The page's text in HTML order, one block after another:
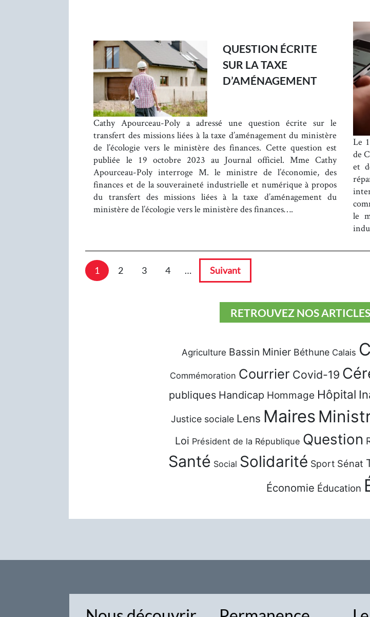
QUESTION ÉCRITE
SUR LA TAXE
D’AMÉNAGEMENT
Cathy Apourceau-Poly a adressé une question écrite sur le
transfert des missions liées à la taxe d’aménagement du ministère
de l’écologie vers le ministère des finances. Cette question est
publiée le 19 octobre 2023 au Journal officiel. Mme Cathy
Apourceau-Poly interroge M. le ministre de l’économie, des
finances et de la souveraineté industrielle et numérique à propos
du transfert des missions liées à la taxe d’aménagement du
ministère de l’écologie vers le ministère des finances….
Le
de
et
le
1 2 3 4 … Suivant
RETROUVEZ NOS
Agriculture Bassin Minier Béthune Calais
Commémoration Courrier Covid-19
publiques Handicap Hommage Hôpital
Justice sociale Lens Maires
Loi Président de la République Question
Santé Social Solidarité Sport Sénat
Économie Éducation